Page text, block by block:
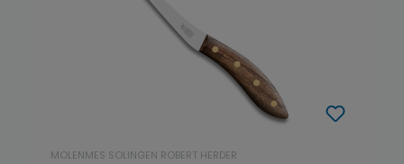
MOLENMES SOLINGEN ROBERT HERDER